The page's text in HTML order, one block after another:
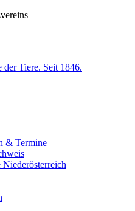
& Termine